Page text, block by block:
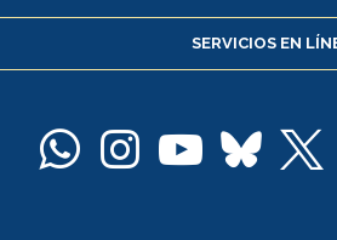
Servicio médico y
Pago de arancel y crédito
Docentes
SERVICIOS EN